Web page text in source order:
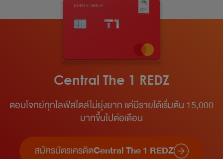
Central The 1 REDZ
ตอบโจทย์ทุกไลฟ์สไตล์ไม่ยุ่งยาก แค่มีรายได้เริ่มต้น 15,000
บาทขึ้นไปต่อเดือน​
สมัครบัตรเครดิตCentral The 1 REDZ